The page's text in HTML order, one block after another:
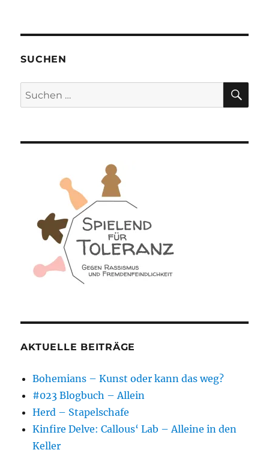
Aufguss
SUCHEN
Suchen
nach:
AKTUELLE BEITRÄGE
Bohemians – Kunst oder kann das weg?
#023 Blogbuch – Allein
Herd – Stapelschafe
Kinfire Delve: Callous‘ Lab – Alleine in den
Keller